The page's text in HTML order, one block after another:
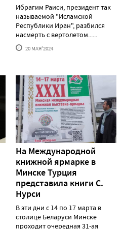
Ибрагим Раиси, президент так
называемой "Исламской
Республики Иран", разбился
насмерть с вертолетом......
20 МАЯ'2024
На Международной
книжной ярмарке в
Минске Турция
представила книги С.
Нурси
В эти дни с 14 по 17 марта в
столице Беларуси Минске
проходит очередная 31-ая